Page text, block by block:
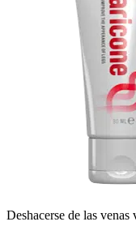
Deshacerse de las venas